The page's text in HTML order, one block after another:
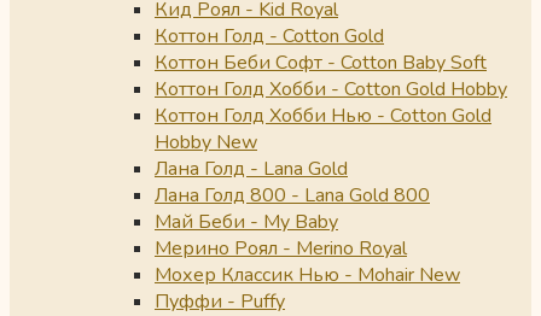
Кид Роял - Kid Royal
Коттон Голд - Cotton Gold
Коттон Беби Софт - Cotton Baby Soft
Коттон Голд Хобби - Cotton Gold Hobby
Коттон Голд Хобби Нью - Cotton Gold
Hobby New
Лана Голд - Lana Gold
Лана Голд 800 - Lana Gold 800
Май Беби - My Baby
Мерино Роял - Merino Royal
Мохер Классик Нью - Mohair New
Пуффи - Puffy